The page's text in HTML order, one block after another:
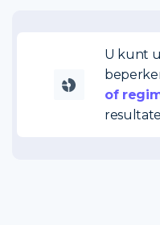
U kunt
of